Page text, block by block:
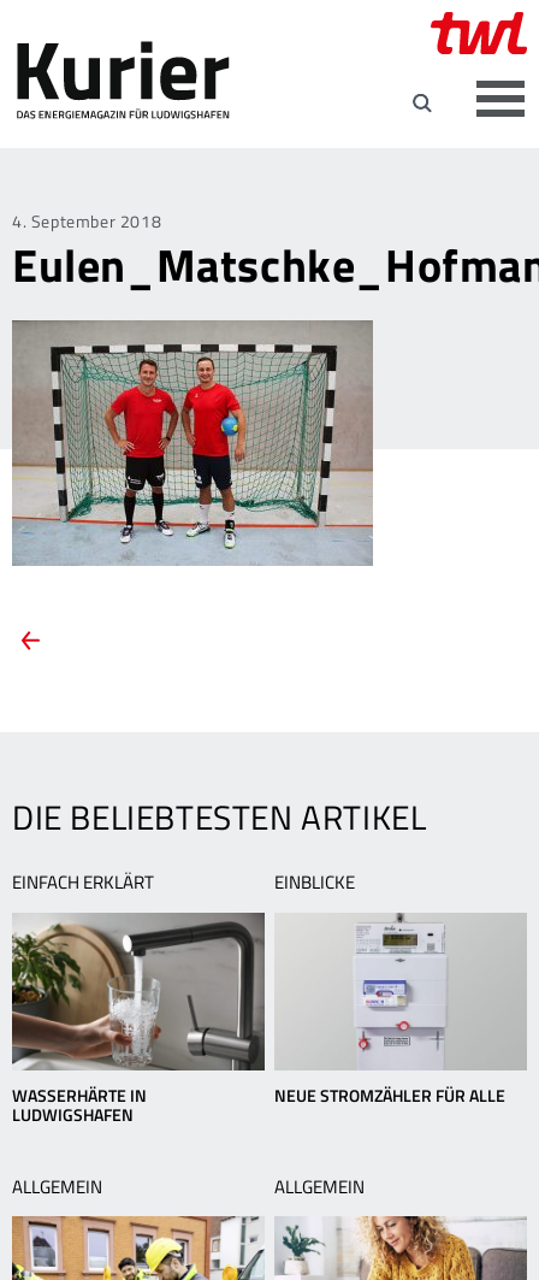
Posted
on
4. September 2018
ARTIKEL-
die
neue
gestartet
DIE BELIEBTESTEN ARTIKEL
EINFACH ERKLÄRT
WASSERHÄRTE IN
LUDWIGSHAFEN
EINBLICKE
NEUE STROMZÄHLER FÜR ALLE
ALLGEMEIN ALLGEMEIN